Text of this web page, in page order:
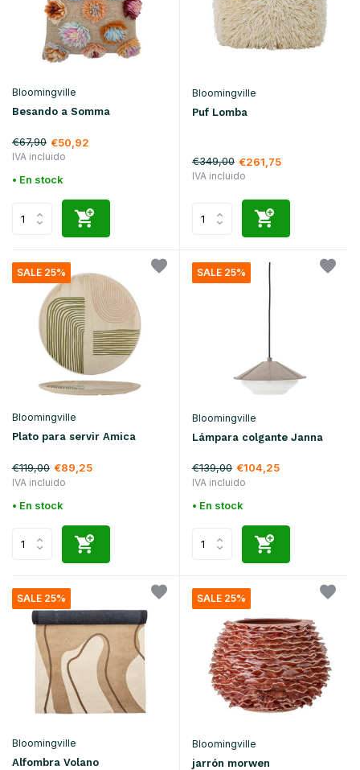
Bloomingville
Besando a Somma
€67,90 €50,92
IVA incluido
• En stock
Bloomingville
Puf Lomba
€349,00 €261,75
IVA incluido
SALE 25%
Bloomingville
Plato para servir Amica
€119,00 €89,25
IVA incluido
• En stock
SALE 25%
Bloomingville
Lámpara colgante Janna
€139,00 €104,25
IVA incluido
• En stock
SALE 25%
Bloomingville
Alfombra Volano
SALE 25%
Bloomingville
jarrón morwen